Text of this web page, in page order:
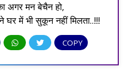
अगर मन बेचैन हो,
घर में भी सुकून नहीं मिलता..!!!
COPY